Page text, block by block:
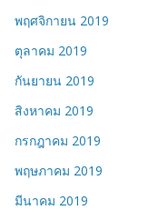
พฤศจิกายน 2019
ตุลาคม 2019
กันยายน 2019
สิงหาคม 2019
กรกฎาคม 2019
พฤษภาคม 2019
มีนาคม 2019